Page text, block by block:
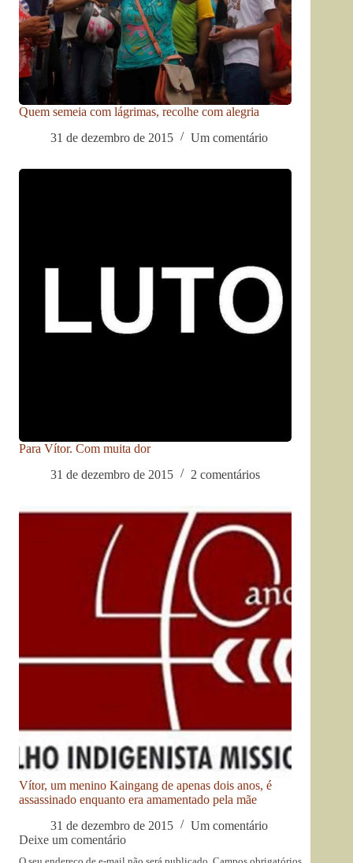
Quem semeia com lágrimas, recolhe com alegria
31 de dezembro de 2015
Um comentário
Para Vítor. Com muita dor
31 de dezembro de 2015
2 comentários
Vítor, um menino Kaingang de apenas dois anos, é
assassinado enquanto era amamentado pela mãe
31 de dezembro de 2015
Um comentário
Deixe um comentário